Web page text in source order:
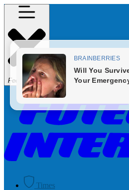
Fechar Menu
Times